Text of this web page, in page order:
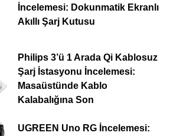
İncelemesi: Dokunmatik Ekranlı
Akıllı Şarj Kutusu
Philips 3’ü 1 Arada Qi Kablosuz
Şarj İstasyonu İncelemesi:
Masaüstünde Kablo
Kalabalığına Son
UGREEN Uno RG İncelemesi: